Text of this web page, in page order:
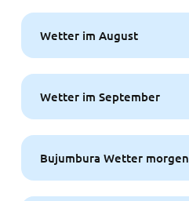
Wetter im August
Wetter im September
Bujumbura Wetter morgen